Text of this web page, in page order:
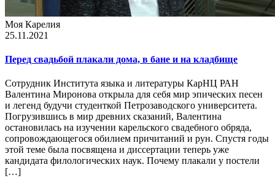
Моя Карелия
25.11.2021
Перед свадьбой плакали дома, в бане и на кладбище
Сотрудник Института языка и литературы КарНЦ РАН
Валентина Миронова открыла для себя мир эпических песен
и легенд будучи студенткой Петрозаводского университета.
Погрузившись в мир древних сказаний, Валентина
остановилась на изучении карельского свадебного обряда,
сопровождающегося обилием причитаний и рун. Спустя годы
этой теме была посвящена и диссертации теперь уже
кандидата филологических наук. Почему плакали у постели
[…]